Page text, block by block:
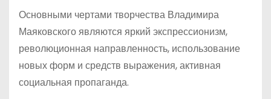
Основными чертами творчества Владимира
Маяковского являются яркий экспрессионизм,
революционная направленность, использование
новых форм и средств выражения, активная
социальная пропаганда.